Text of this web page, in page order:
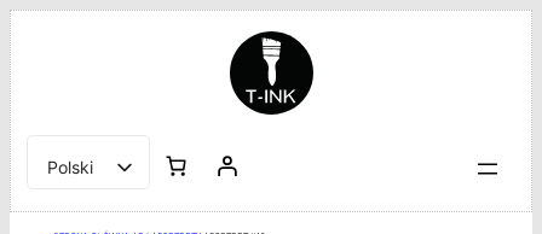
Przejdź
do
treści
Polski
English